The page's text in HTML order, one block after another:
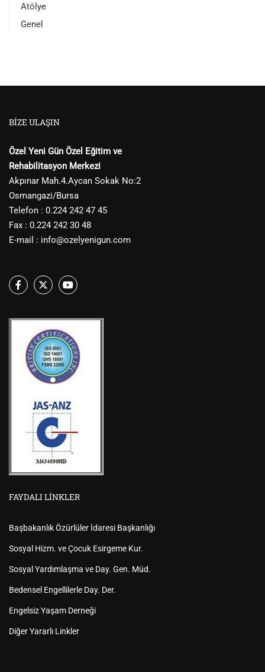
Atölye
Genel
BIZE ULAŞIN
Özel Yeni Gün Özel Eğitim ve
Rehabilitasyon Merkezi
Akpınar Mah.4.Aycan Sokak No:2
Osmangazi/Bursa
Telefon : 0.224 242 47 45
Fax : 0.224 242 30 48
E-mail : info@ozelyenigun.com
FAYDALI LINKLER
Başbakanlık Özürlüler İdaresi Başkanlığı
Sosyal Hizm. ve Çocuk Esirgeme Kur.
Sosyal Yardımlaşma ve Day. Gen. Müd.
Bedensel Engellilerle Day. Der.
Engelsiz Yaşam Derneği
Diğer Yararlı Linkler